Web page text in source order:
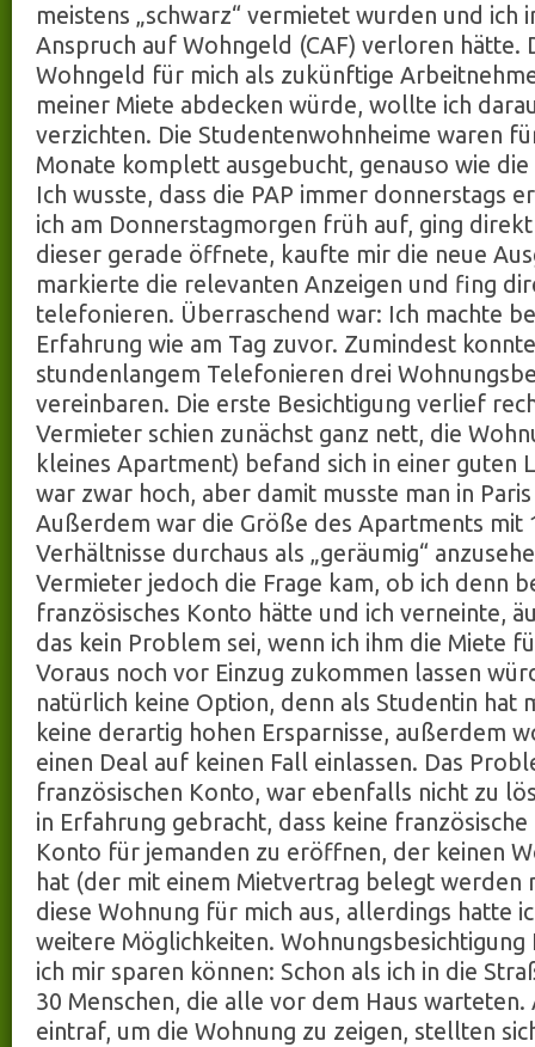
meistens „schwarz“ vermietet wurden und ich
Anspruch auf Wohngeld (CAF) verloren hätte.
Wohngeld für mich als zukünftige
meiner Miete abdecken würde, wollte ich
verzichten. Die Studentenwohnheime waren
Monate komplett ausgebucht, genauso wie die
Ich wusste, dass die PAP immer donnerstags
ich am Donnerstagmorgen früh auf, ging
dieser gerade öffnete, kaufte mir die neue
markierte die relevanten Anzeigen und fing
telefonieren. Überraschend war: Ich machte
Erfahrung wie am Tag zuvor. Zumindest
stundenlangem Telefonieren drei
vereinbaren. Die erste Besichtigung verlief
Vermieter schien zunächst ganz nett, die
kleines Apartment) befand sich in einer guten
war zwar hoch, aber damit musste man in
Außerdem war die Größe des Apartments mit
Verhältnisse durchaus als „geräumig“
Vermieter jedoch die Frage kam, ob ich denn
französisches Konto hätte und ich verneinte,
das kein Problem sei, wenn ich ihm die Miete
Voraus noch vor Einzug zukommen lassen
natürlich keine Option, denn als Studentin hat
keine derartig hohen Ersparnisse, außerdem
einen Deal auf keinen Fall einlassen. Das
französischen Konto, war ebenfalls nicht zu
in Erfahrung gebracht, dass keine
Konto für jemanden zu eröffnen, der keinen
hat (der mit einem Mietvertrag belegt werden
diese Wohnung für mich aus, allerdings hatte
weitere Möglichkeiten.
ich mir sparen können: Schon als ich in die
30 Menschen, die alle vor dem Haus
eintraf, um die Wohnung zu zeigen, stellten